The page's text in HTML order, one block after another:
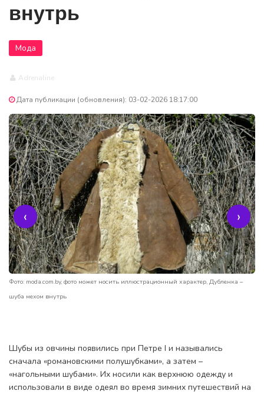
внутрь
Мода
Adrenaline
Дата публикации (обновления): 03-02-2026 18:17:00
Фото: moda.com.by, фото может носить иллюстрационный характер, Дубленка –
шуба мехом внутрь
‹ ›
Шубы из овчины появились при Петре I и назывались
сначала «романовскими полушубками», а затем –
«нагольными шубами». Их носили как верхнюю одежду и
использовали в виде одеял во время зимних путешествий на